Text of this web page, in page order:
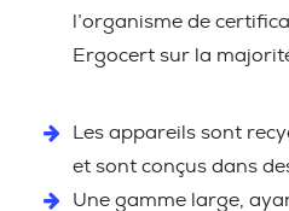
l’organisme de
Ergocert sur la
Les appareils sont
et sont conçus dans
Une gamme large,